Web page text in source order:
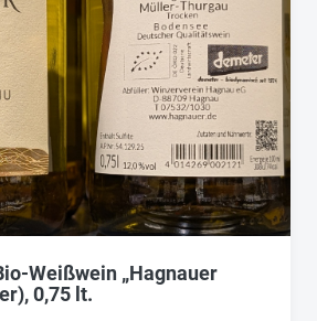
Weißwein „Hagnauer
0,75 lt.